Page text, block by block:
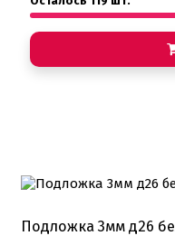
Подложка 3мм д26